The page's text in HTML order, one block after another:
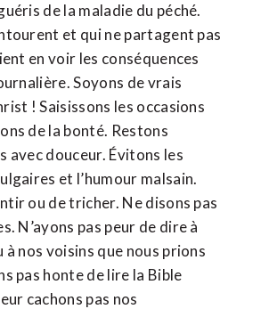
de la maladie du péché.
et qui ne partagent pas
en voir les conséquences
Soyons de vrais
! Saisissons les occasions
de la bonté. Restons
avec douceur. Évitons les
et l’humour malsain.
ou de tricher. Ne disons pas
N’ayons pas peur de dire à
à nos voisins que nous prions
pas honte de lire la Bible
cachons pas nos